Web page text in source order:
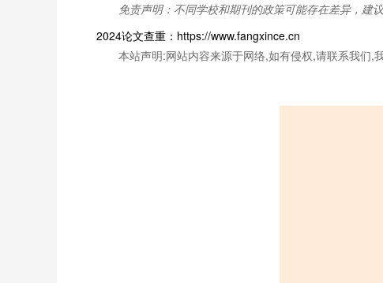
免责声明：不同学校和期刊的政策可能存在差异，建
2024论文查重：https://www.fangxince.cn
本站声明:网站内容来源于网络,如有侵权,请联系我们,